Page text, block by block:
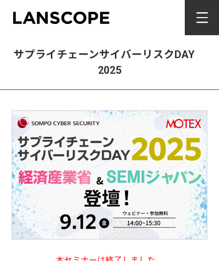
サプライチェーンサイバーリスクDAY
2025